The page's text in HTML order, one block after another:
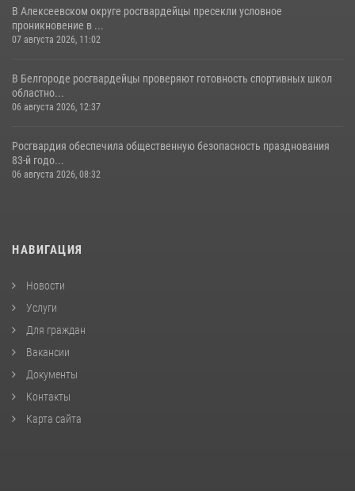
В Алексеевском округе росгвардейцы пресекли условное
проникновение в ...
07 августа 2026, 11:02
В Белгороде росгвардейцы проверяют готовность спортивных школ
областно...
06 августа 2026, 12:37
Росгвардия обеспечила общественную безопасность празднования
83-й годо...
06 августа 2026, 08:32
НАВИГАЦИЯ
Новости
Услуги
Для граждан
Вакансии
Документы
Контакты
Карта сайта